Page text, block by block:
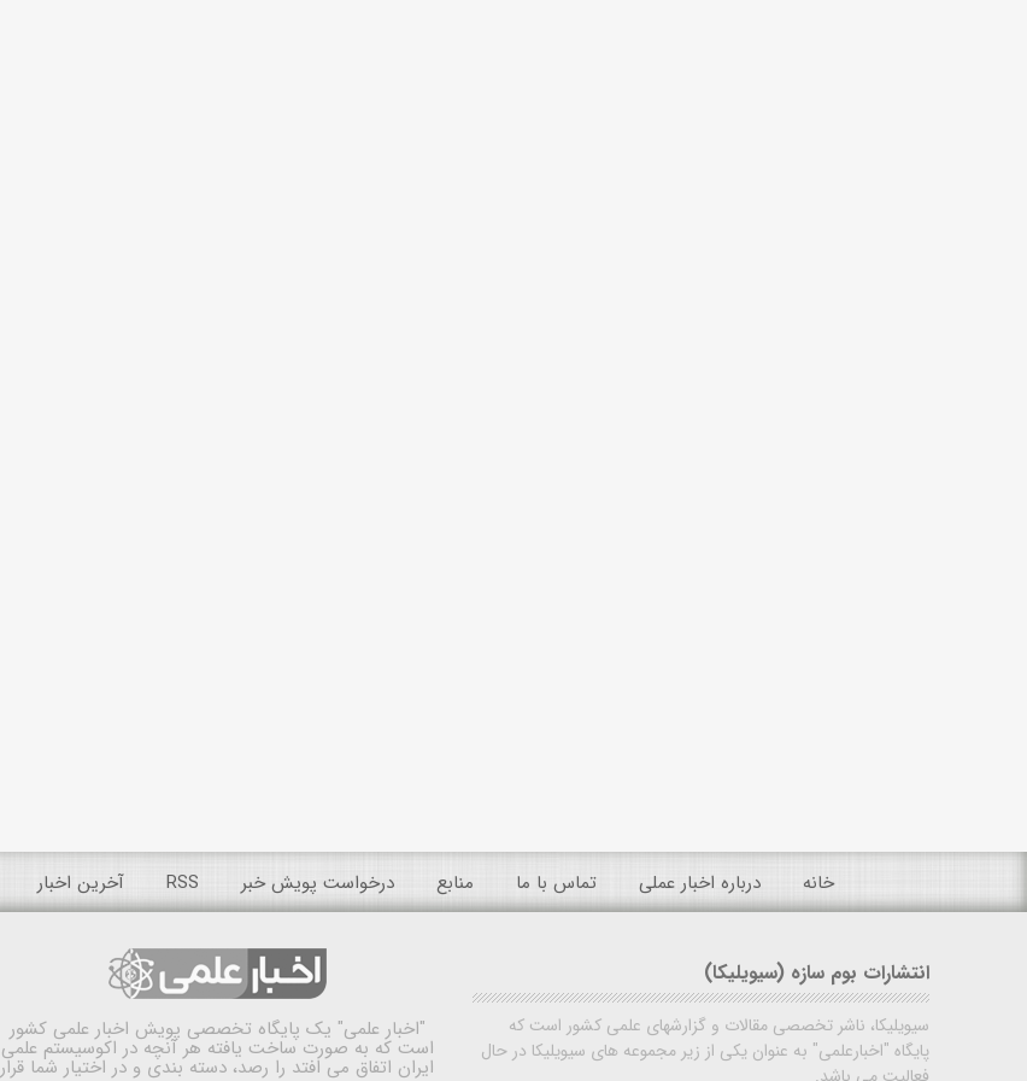
خانه درباره اخبار عملی تماس با ما منابع درخواست پویش خبر RSS آخرین اخبار
انتشارات بوم سازه (سیویلیکا)
سیویلیکا، ناشر تخصصی مقالات و گزارشهای علمی کشور است که
پایگاه "اخبارعلمی" به عنوان یکی از زیر مجموعه های سیویلیکا در حال
"اخبار علمی" یک پایگاه تخصصی پویش اخبار علمی کشور
است که به صورت ساخت یافته هر آنچه در اکوسیستم علمی
ایران اتفاق می افتد را رصد، دسته بندی و در اختیار شما قرار